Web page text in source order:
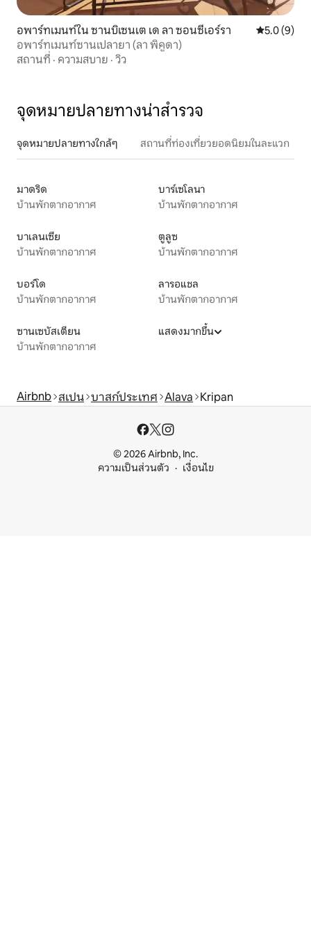
อพาร์ทเมนท์ใน ซานบิเซนเต เด ลา ซอนซีเอร์รา คะแนนเฉลี่
5.0 (9)
อพาร์ทเมนท์ซานเปลายา (ลา พิคูดา)
สถานที่ · ความสบาย · วิว
จุดหมายปลายทางน่าสำรวจ
จุดหมายปลายทางใกล้ๆ สถานที่ท่องเที่ยวยอดนิยมในละแวก
มาดริด
บ้านพักตากอากาศ
บาร์เซโลนา
บ้านพักตากอากาศ
บาเลนเซีย
บ้านพักตากอากาศ
ตูลูซ
บ้านพักตากอากาศ
บอร์โด
บ้านพักตากอากาศ
ลารอแชล
บ้านพักตากอากาศ
ซานเซบัสเตียน
บ้านพักตากอากาศ
แสดงมากขึ้น
Airbnb สเปน บาสก์ประเทศ Alava Kripan
© 2026 Airbnb, Inc.
ความเป็นส่วนตัว
เงื่อนไข